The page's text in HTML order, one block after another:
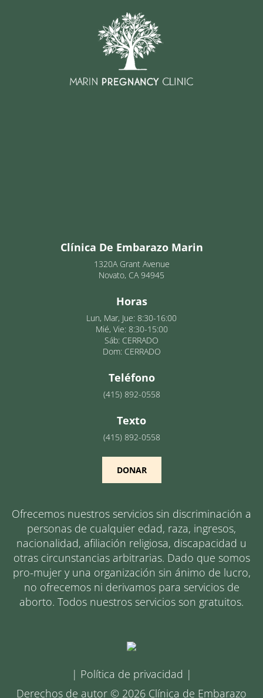
Clínica De Embarazo Marin
1320A Grant Avenue
Novato, CA 94945
Horas
Lun, Mar, Jue: 8:30-16:00
Mié, Vie: 8:30-15:00
Sáb: CERRADO
Dom: CERRADO
Teléfono
(415) 892-0558
Texto
(415) 892-0558
DONAR
Ofrecemos nuestros servicios sin discriminación a
personas de cualquier edad, raza, ingresos,
nacionalidad, afiliación religiosa, discapacidad u
otras circunstancias arbitrarias. Dado que somos
pro-mujer y una organización sin ánimo de lucro,
no ofrecemos ni derivamos para servicios de
aborto. Todos nuestros servicios son gratuitos.
| Política de privacidad |
Derechos de autor © 2026 Clínica de Embarazo